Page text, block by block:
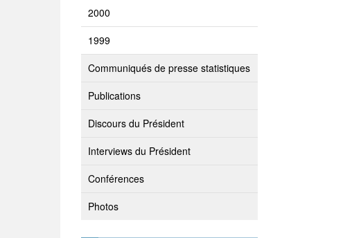
2000
1999
Communiqués de presse statistiques
Publications
Discours du Président
Interviews du Président
Conférences
Photos